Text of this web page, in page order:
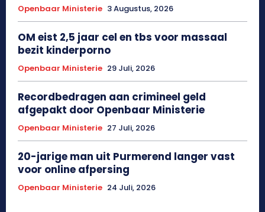
Openbaar Ministerie 3 Augustus, 2026
OM eist 2,5 jaar cel en tbs voor massaal
bezit kinderporno
Openbaar Ministerie 29 Juli, 2026
Recordbedragen aan crimineel geld
afgepakt door Openbaar Ministerie
Openbaar Ministerie 27 Juli, 2026
20-jarige man uit Purmerend langer vast
voor online afpersing
Openbaar Ministerie 24 Juli, 2026